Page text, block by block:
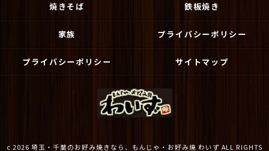
焼きそば 鉄板焼き
家族 プライバシーポリシー
プライバシーポリシー サイトマップ
c 2026 埼玉・千葉のお好み焼きなら、もんじゃ・お好み焼 わいず ALL RIGHTS